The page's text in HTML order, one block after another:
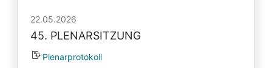
22.05.2026
45. PLENARSITZUNG
Plenarprotokoll